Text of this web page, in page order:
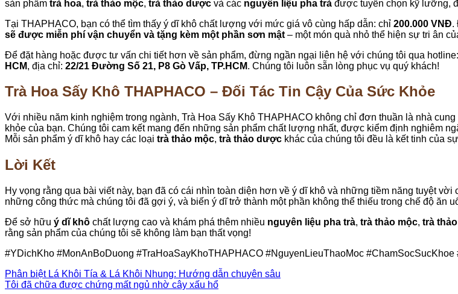
sản phẩm trà hoa, trà thảo mộc, trà thảo dược và các nguyên liệu pha trà được tuyển chọn kỹ lưỡng,
Tại THAPHACO, bạn có thể tìm thấy ý dĩ khô chất lượng với mức giá vô cùng hấp dẫn: chỉ 200.000 VNĐ.
sẽ được miễn phí vận chuyển và tặng kèm một phần sơn mật – một món quà nhỏ thể hiện sự tri ân
Để đặt hàng hoặc được tư vấn chi tiết hơn về sản phẩm, đừng ngần ngại liên hệ với chúng tôi qua hotline:
HCM, địa chỉ: 22/21 Đường Số 21, P8 Gò Vấp, TP.HCM. Chúng tôi luôn sẵn lòng phục vụ quý khách!
Trà Hoa Sấy Khô THAPHACO – Đối Tác Tin Cậy Của Sức Khỏe
Với nhiều năm kinh nghiệm trong ngành, Trà Hoa Sấy Khô THAPHACO không chỉ đơn thuần là nhà cung
khỏe của bạn. Chúng tôi cam kết mang đến những sản phẩm chất lượng nhất, được kiểm định nghiêm
Mỗi sản phẩm ý dĩ khô hay các loại trà thảo mộc, trà thảo dược khác của chúng tôi đều là kết tinh của
Lời Kết
Hy vọng rằng qua bài viết này, bạn đã có cái nhìn toàn diện hơn về ý dĩ khô và những tiềm năng tuyệt vời
những công thức mà chúng tôi đã gợi ý, và biến ý dĩ trở thành một phần không thể thiếu trong chế độ ăn
Để sở hữu ý dĩ khô chất lượng cao và khám phá thêm nhiều nguyên liệu pha trà, trà thảo mộc, trà
rằng sản phẩm của chúng tôi sẽ không làm bạn thất vọng!
#YDichKho #MonAnBoDuong #TraHoaSayKhoTHAPHACO #NguyenLieuThaoMoc
Phân biệt Lá Khôi Tía & Lá Khôi Nhung: Hướng dẫn chuyên sâu
Tôi đã chữa được chứng mất ngủ nhờ cây xấu hổ